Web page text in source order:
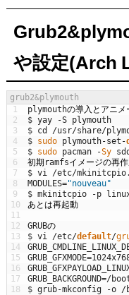
や設定(Arch
grub2&plymouth
1
2
3
4
5
6
7
8
9
10
11
12
13
14
15
16
17
18
plymouthの導入とアニメ
$ yay -S plymouth
$ cd /usr/share/
$ sudo plymouth-set -
$ sudo pacman -Sy
初期 ramfsイメージの再
$ vi /etc/mkinitcpio.
MODULES="nouveau"
$ mkinitcpio -p
あとは再起動
GRUBの
$ vi /etc/default/
GRUB_GFXMODE=
GRUB_BACKGROUND=/
$ grub-mkconfig -o /